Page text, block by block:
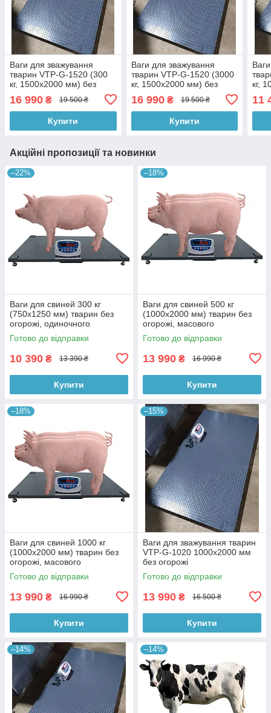
Ваги для зважування
тварин VTP-G-1520 (300
кг, 1500х2000 мм) без
16 990 ₴ 19 500 ₴
Купити
Ваги для зважування
тварин VTP-G-1520 (3000
кг, 1500х2000 мм) без
16 990₴ 19 500 ₴
Купити
кг,
11
Акційні пропозиції та новинки
–22%
Ваги для свиней 300 кг
(750х1250 мм) тварин без
огорожі, одиночного
зважування
Готово до відправки
10 390 ₴ 13 390 ₴
Купити
–18%
Ваги для свиней 500 кг
(1000х2000 мм) тварин без
огорожі, масового
зважування
Готово до відправки
13 990 ₴ 16 990 ₴
Купити
–18%
Ваги для свиней 1000 кг
(1000х2000 мм) тварин без
огорожі, масового
зважування
Готово до відправки
13 990 ₴ 16 990 ₴
Купити
–15%
Ваги для зважування тварин
VTP-G-1020 1000х2000 мм
без огорожі
Готово до відправки
13 990 ₴ 16 500 ₴
Купити
–14% –14%